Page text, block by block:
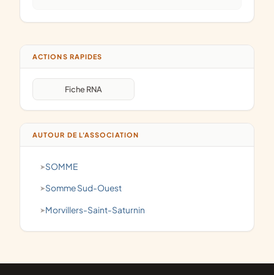
ACTIONS RAPIDES
Fiche RNA
AUTOUR DE L'ASSOCIATION
SOMME
Somme Sud-Ouest
Morvillers-Saint-Saturnin